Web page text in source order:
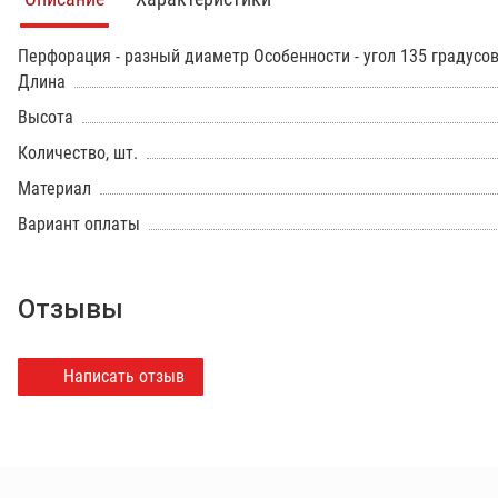
Перфорация - разный диаметр Особенности - угол 135
Длина
Высота
Количество, шт.
Материал
Вариант оплаты
Отзывы
Написать отзыв